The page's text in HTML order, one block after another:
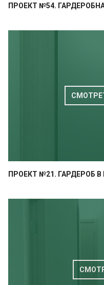
ПРОЕКТ №54.
ПРОЕКТ №21. ГАРДЕРОБ